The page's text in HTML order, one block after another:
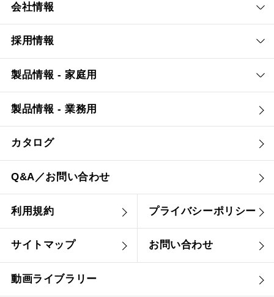
会社情報
採用情報
製品情報 - 家庭用
製品情報 - 業務用
カタログ
Q&A／お問い合わせ
利用規約 プライバシーポリシー
サイトマップ お問い合わせ
動画ライブラリー